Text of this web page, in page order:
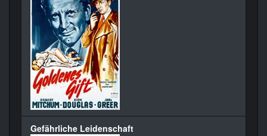
Gefährliche Leidenschaft